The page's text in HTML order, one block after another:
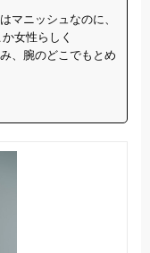
マニッシュなのに、
女性らしく
、腕のどこでもとめ